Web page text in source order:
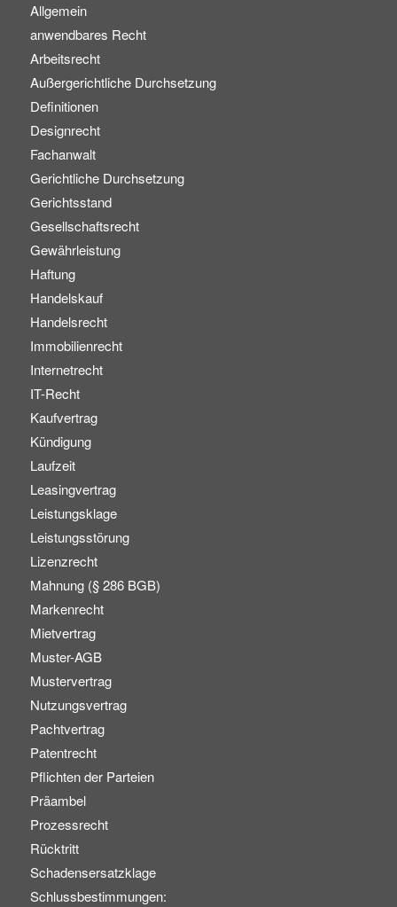
Allgemein
anwendbares Recht
Arbeitsrecht
Außergerichtliche Durchsetzung
Definitionen
Designrecht
Fachanwalt
Gerichtliche Durchsetzung
Gerichtsstand
Gesellschaftsrecht
Gewährleistung
Haftung
Handelskauf
Handelsrecht
Immobilienrecht
Internetrecht
IT-Recht
Kaufvertrag
Kündigung
Laufzeit
Leasingvertrag
Leistungsklage
Leistungsstörung
Lizenzrecht
Mahnung (§ 286 BGB)
Markenrecht
Mietvertrag
Muster-AGB
Mustervertrag
Nutzungsvertrag
Pachtvertrag
Patentrecht
Pflichten der Parteien
Präambel
Prozessrecht
Rücktritt
Schadensersatzklage
Schlussbestimmungen: